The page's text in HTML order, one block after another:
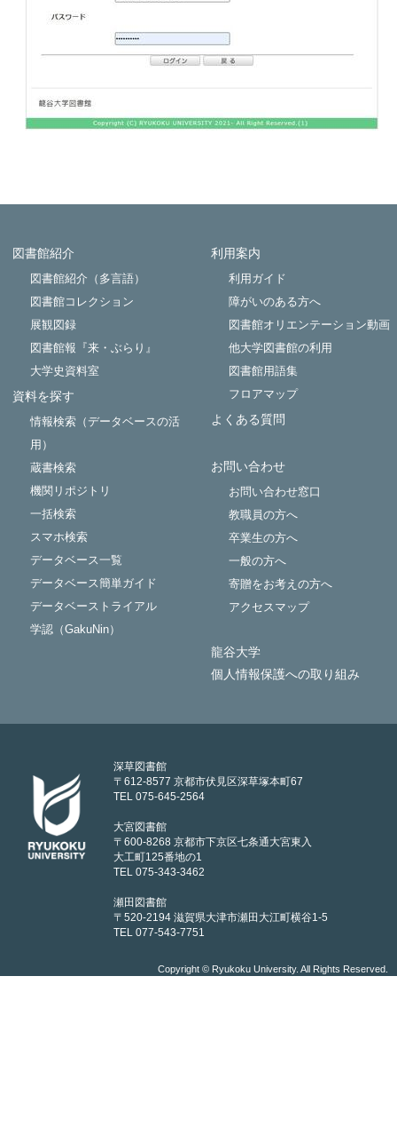
図書館紹介
図書館紹介（多言語）
図書館コレクション
展観図録
図書館報『来・ぶらり』
大学史資料室
資料を探す
情報検索（データベースの活
用）
蔵書検索
機関リポジトリ
一括検索
スマホ検索
データベース一覧
データベース簡単ガイド
データベーストライアル
学認（GakuNin）
利用案内
利用ガイド
障がいのある方へ
図書館オリエンテーション動画
他大学図書館の利用
図書館用語集
フロアマップ
よくある質問
お問い合わせ
お問い合わせ窓口
教職員の方へ
卒業生の方へ
一般の方へ
寄贈をお考えの方へ
アクセスマップ
龍谷大学
個人情報保護への取り組み
深草図書館
〒612-8577 京都市伏見区深草塚本町67
TEL 075-645-2564
大宮図書館
〒600-8268 京都市下京区七条通大宮東入
大工町125番地の1
TEL 075-343-3462
瀬田図書館
〒520-2194 滋賀県大津市瀬田大江町横谷1-5
TEL 077-543-7751
Copyright © Ryukoku University. All Rights Reserved.
Powered by NetCommons